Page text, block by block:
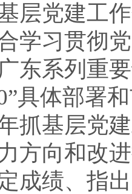
层党建工
学习贯彻
东系列重
具体部署
抓基层党
方向和改
成绩、指